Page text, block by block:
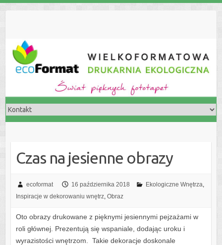
Czas na jesienne obrazy
ecoformat 16 października 2018 Ekologiczne Wnętrza,
Inspiracje w dekorowaniu wnętrz, Obraz
Oto obrazy drukowane z pięknymi jesiennymi pejzażami w
roli głównej. Prezentują się wspaniale, dodając uroku i
wyrazistości wnętrzom. Takie dekoracje doskonale